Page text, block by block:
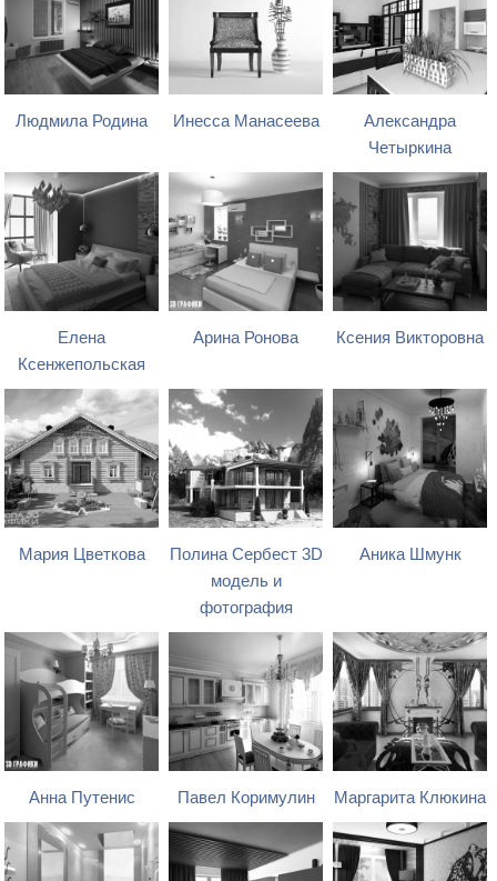
Людмила Родина Инесса Манасеева
Александра
Четыркина
Елена
Ксенжепольская
Арина Ронова Ксения Викторовна
Мария Цветкова
Полина Сербест 3D
модель и
фотография
Аника Шмунк
Анна Путенис Павел Коримулин Маргарита Клюкина